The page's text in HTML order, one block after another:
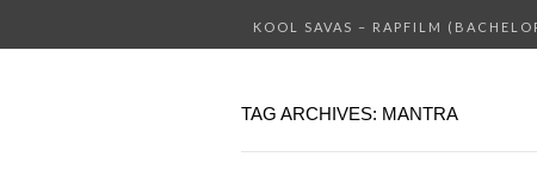
KOOL SAVAS – RAPFILM
TAG ARCHIVES: MANTRA